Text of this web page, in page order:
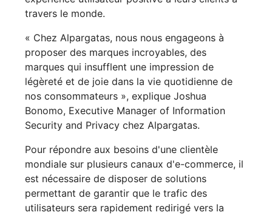
travers le monde.
« Chez Alpargatas, nous nous engageons à
proposer des marques incroyables, des
marques qui insufflent une impression de
légèreté et de joie dans la vie quotidienne de
nos consommateurs », explique Joshua
Bonomo, Executive Manager of Information
Security and Privacy chez Alpargatas.
Pour répondre aux besoins d'une clientèle
mondiale sur plusieurs canaux d'e-commerce, il
est nécessaire de disposer de solutions
permettant de garantir que le trafic des
utilisateurs sera rapidement redirigé vers la